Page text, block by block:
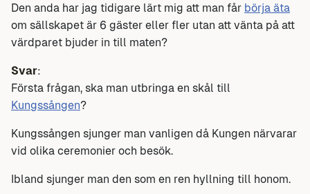
Den anda har jag tidigare lärt mig att man får börja äta
om sällskapet är 6 gäster eller fler utan att vänta på att
värdparet bjuder in till maten?
Svar:
Första frågan, ska man utbringa en skål till
Kungssången?
Kungssången sjunger man vanligen då Kungen närvarar
vid olika ceremonier och besök.
Ibland sjunger man den som en ren hyllning till honom.